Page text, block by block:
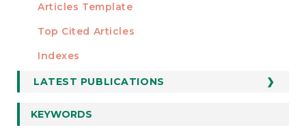
Articles Template
STATISTICS
Top Cited Articles
Indexes
LATEST PUBLICATIONS
KEYWORDS